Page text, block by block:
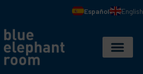
Español English